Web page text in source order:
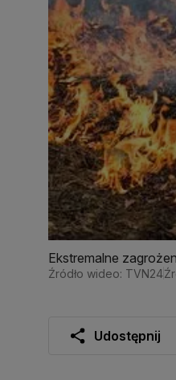
Ekstremalne
Źródło wideo: TVN24
Udostępnij